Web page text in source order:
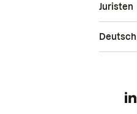
Juristen
Deutsch